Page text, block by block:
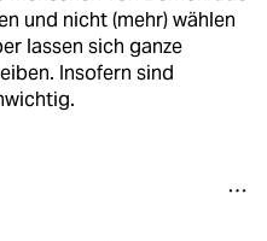
und nicht (mehr) wählen
lassen sich ganze
Insofern sind